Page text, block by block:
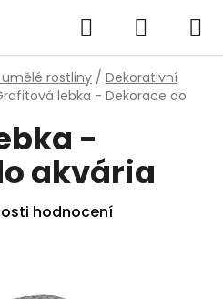
Hledat
KOŠÍK
rostliny / Dekorativní
lebka - Dekorace do
-
akvária
hodnocení